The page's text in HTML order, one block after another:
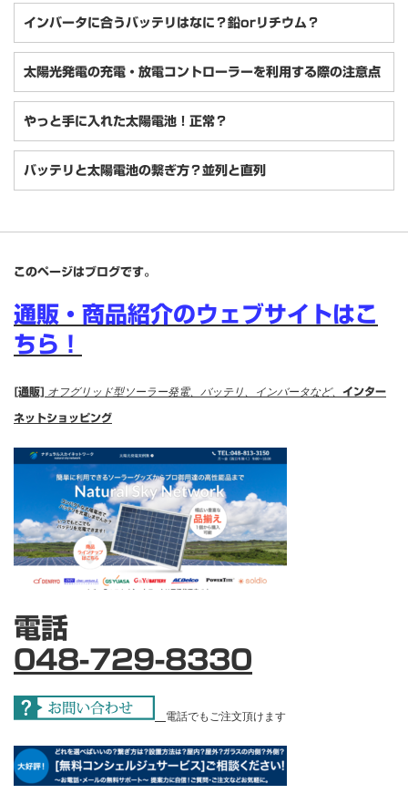
インバータに合うバッテリはなに？鉛orリチウム？
太陽光発電の充電・放電コントローラーを利用する際の注意点
やっと手に入れた太陽電池！正常？
バッテリと太陽電池の繋ぎ方？並列と直列
このページはブログです。
通販・商品紹介のウェブサイトはこ
ちら！
[通販] オフグリッド型ソーラー発電、バッテリ、インバータなど、 インター
ネットショッピング
電話
048-729-8330
電話でもご注文頂けます